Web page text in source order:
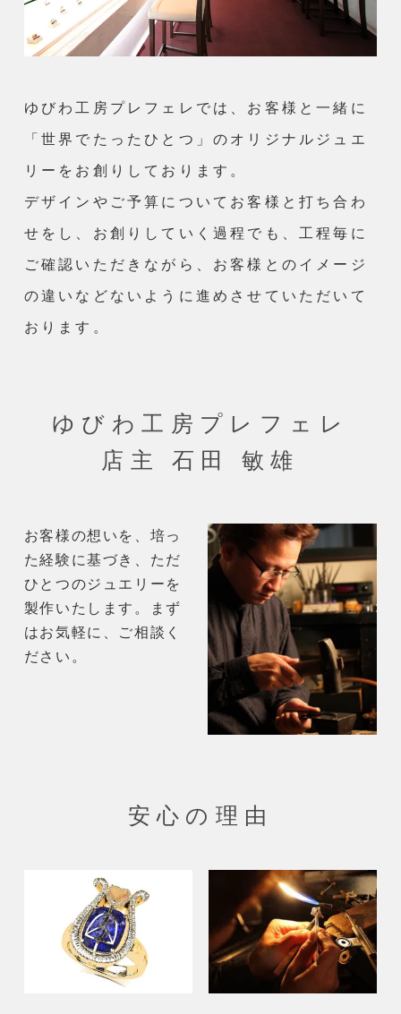
ゆびわ工房プレフェレでは、お客様と一緒に
「世界でたったひとつ」のオリジナルジュエ
リーをお創りしております。
デザインやご予算についてお客様と打ち合わ
せをし、お創りしていく過程でも、工程毎に
ご確認いただきながら、お客様とのイメージ
の違いなどないように進めさせていただいて
おります。
ゆびわ工房プレフェレ
店主 石田 敏雄
お客様の想いを、培っ
た経験に基づき、ただ
ひとつのジュエリーを
製作いたします。まず
はお気軽に、ご相談く
ださい。
安心の理由